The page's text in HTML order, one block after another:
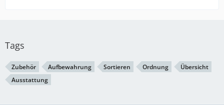
Tags
Zubehör Aufbewahrung Sortieren Ordnung
Übersicht
Ausstattung